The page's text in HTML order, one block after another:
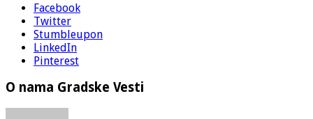
Facebook
Twitter
Stumbleupon
LinkedIn
Pinterest
O nama Gradske Vesti